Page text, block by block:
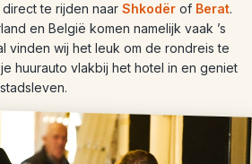
te rijden naar Shkodër of Berat.
en België komen namelijk vaak ’s
vinden wij het leuk om de rondreis te
huurauto vlakbij het hotel in en geniet